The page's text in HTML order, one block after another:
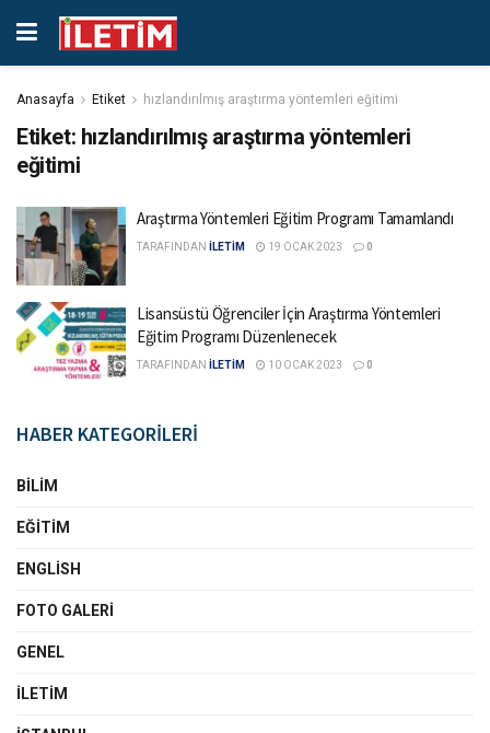
Anasayfa Etiket hızlandırılmış araştırma yöntemleri eğitimi
Etiket: hızlandırılmış araştırma yöntemleri
eğitimi
Araştırma Yöntemleri Eğitim Programı Tamamlandı
TARAFINDAN İLETİM 19 OCAK 2023 0
Lisansüstü Öğrenciler İçin Araştırma Yöntemleri
Eğitim Programı Düzenlenecek
TARAFINDAN İLETİM 10 OCAK 2023 0
HABER KATEGORİLERİ
BILIM
EĞITIM
ENGLISH
FOTO GALERI
GENEL
İLETIM